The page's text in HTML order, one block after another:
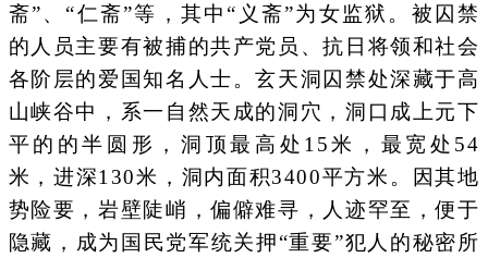
斋”、“仁斋”等，其中“义斋”为女监狱。被囚禁
的人员主要有被捕的共产党员、抗日将领和社会
各阶层的爱国知名人士。玄天洞囚禁处深藏于高
山峡谷中，系一自然天成的洞穴，洞口成上元下
平的的半圆形，洞顶最高处15米，最宽处54
米，进深130米，洞内面积3400平方米。因其地
势险要，岩壁陡峭，偏僻难寻，人迹罕至，便于
隐藏，成为国民党军统关押“重要”犯人的秘密所